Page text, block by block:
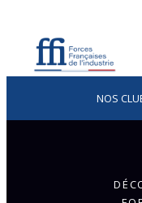
NOS